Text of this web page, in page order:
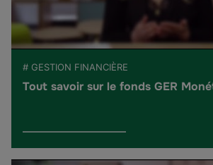
# GESTION FINANCIÈRE
Tout savoir sur le fonds GER